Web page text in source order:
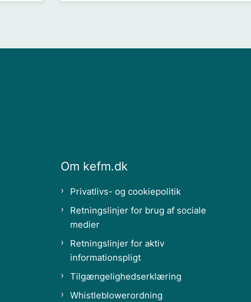
Om kefm.dk
Privatlivs- og cookiepolitik
Retningslinjer for brug af sociale
medier
Retningslinjer for aktiv
informationspligt
Tilgængelighedserklæring
Whistleblowerordning